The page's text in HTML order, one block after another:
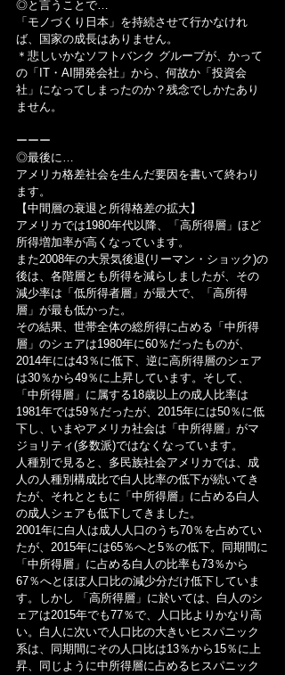
◎と言うことで…
「モノづくり日本」を持続させて行かなけれ
ば、国家の成長はありません。
＊悲しいかなソフトバンク グループが、かって
の「IT・AI開発会社」から、何故か「投資会
社」になってしまったのか？残念でしかたあり
ません。
ーーー
◎最後に…
アメリカ格差社会を生んだ要因を書いて終わり
ます。
【中間層の衰退と所得格差の拡大】
アメリカでは1980年代以降、「高所得層」ほど
所得増加率が高くなっています。
また2008年の大景気後退(リーマン・ショック)の
後は、各階層とも所得を減らしましたが、その
減少率は「低所得者層」が最大で、「高所得
層」が最も低かった。
その結果、世帯全体の総所得に占める「中所得
層」のシェアは1980年に60％だったものが、
2014年には43％に低下、逆に高所得層のシェア
は30％から49％に上昇しています。そして、
「中所得層」に属する18歳以上の成人比率は
1981年では59％だったが、2015年には50％に低
下し、いまやアメリカ社会は「中所得層」がマ
ジョリティ(多数派)ではなくなっています。
人種別で見ると、多民族社会アメリカでは、成
人の人種別構成比で白人比率の低下が続いてき
たが、それとともに「中所得層」に占める白人
の成人シェアも低下してきました。
2001年に白人は成人人口のうち70％を占めてい
たが、2015年には65％へと5％の低下。同期間に
「中所得層」に占める白人の比率も73％から
67％へとほぼ人口比の減少分だけ低下していま
す。しかし 「高所得層」に於いては、白人のシ
ェアは2015年でも77％で、人口比よりかなり高
い。白人に次いで人口比の大きいヒスパニック
系は、同期間にその人口比は13％から15％に上
昇、同じように中所得層に占めるヒスパニック